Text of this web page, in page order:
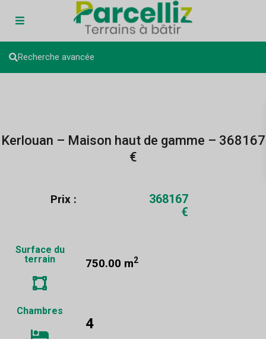
Recherche avancée
Kerlouan – Maison haut de gamme – 368167
€
Prix :
368167
€
Surface du
terrain
750.00 m2
Chambres
4